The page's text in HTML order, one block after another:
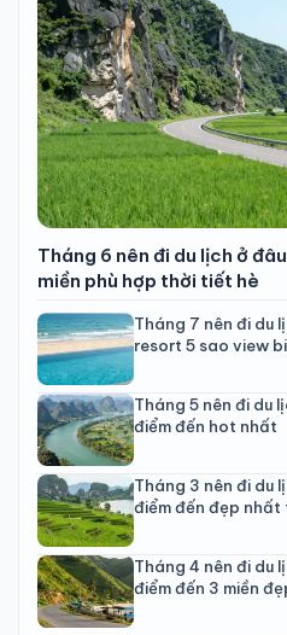
Tháng 6 nên đi du lịch ở
miền phù hợp thời tiết hè
Tháng 7 nên đi du
resort 5 sao view
Tháng 5 nên đi du
điểm đến hot nhất
Tháng 3 nên đi du
điểm đến đẹp nhất
Tháng 4 nên đi du
điểm đến 3 miền